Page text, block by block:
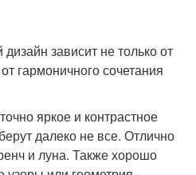
зависит не только от
гармоничного сочетания
яркое и контрастное
далеко не все. Отлично
и луна. Также хорошо